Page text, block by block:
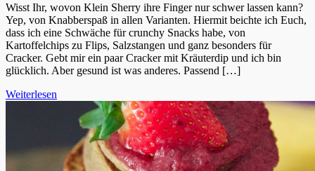
Wisst Ihr, wovon Klein Sherry ihre Finger nur schwer lassen kann?
Yep, von Knabberspaß in allen Varianten. Hiermit beichte ich Euch,
dass ich eine Schwäche für crunchy Snacks habe, von
Kartoffelchips zu Flips, Salzstangen und ganz besonders für
Cracker. Gebt mir ein paar Cracker mit Kräuterdip und ich bin
glücklich. Aber gesund ist was anderes. Passend […]
Weiterlesen